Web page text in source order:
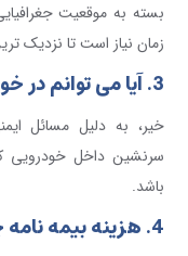
زمان نیاز است تا نزدیک
3. آیا می توانم در خودروی خود هنگام حمل بنشینم؟
خیر، به دلیل مسائل
سرنشین داخل
باشد.
4. هزینه بیمه نامه چگونه محاسبه می شود؟